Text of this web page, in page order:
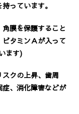
っています。
膜を保護すること
タミンＡが入って
ます)
クの上昇、歯周
、消化障害などが